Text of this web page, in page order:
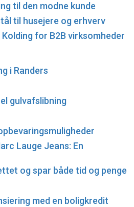
til den modne kunde
til husejere og erhverv
for B2B virksomheder
i Randers
gulvafslibning
Lauge Jeans: En
og spar både tid og penge
med en boligkredit